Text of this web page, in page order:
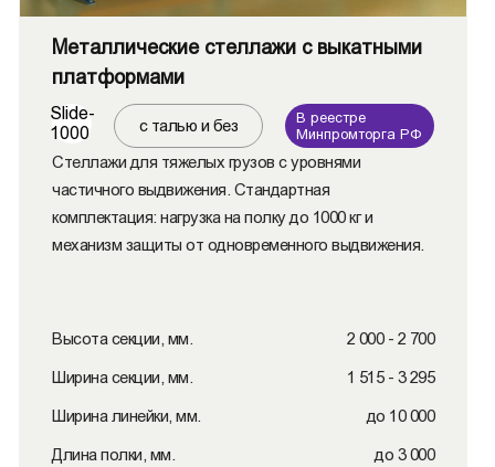
Металлические стеллажи с выкатными
платформами
Slide-
1000
с талью и без
В реестре
Минпромторга РФ
Стеллажи для тяжелых грузов с уровнями
частичного выдвижения. Стандартная
комплектация: нагрузка на полку до 1000 кг и
механизм защиты от одновременного выдвижения.
Высота секции, мм. 2 000 - 2 700
Ширина секции, мм. 1 515 - 3 295
Ширина линейки, мм. до 10 000
Длина полки, мм. до 3 000